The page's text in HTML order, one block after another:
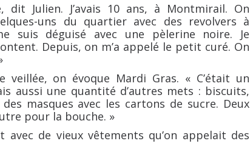
Julien. J’avais 10 ans, à Montmirail. On
uns du quartier avec des revolvers à
suis déguisé avec une pèlerine noire. Je
Depuis, on m’a appelé le petit curé. On
on évoque Mardi Gras. « C’était un
aussi une quantité d’autres mets : biscuits,
masques avec les cartons de sucre. Deux
pour la bouche. »
avec de vieux vêtements qu’on appelait des